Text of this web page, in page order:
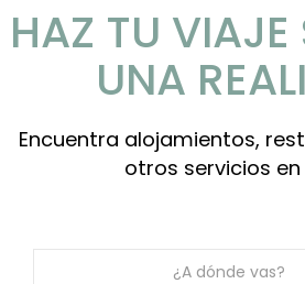
HAZ TU
UNA
Encuentra alojamientos,
otros servicios en
¿A dónde vas?